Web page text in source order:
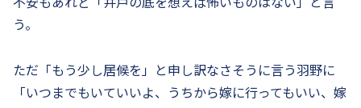
う。
ただ「もう少し居候を」と申し訳なさそうに言う羽野に
「いつまでもいていいよ、うちから嫁に行ってもいい、嫁